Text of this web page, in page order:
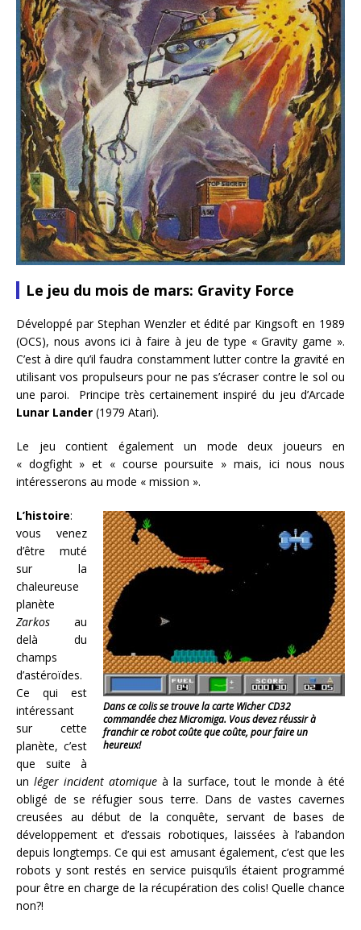
Le jeu du mois de mars: Gravity Force
Développé par Stephan Wenzler et édité par Kingsoft en 1989
(OCS), nous avons ici à faire à jeu de type « Gravity game ».
C’est à dire qu’il faudra constamment lutter contre la gravité en
utilisant vos propulseurs pour ne pas s’écraser contre le sol ou
une paroi. Principe très certainement inspiré du jeu d’Arcade
Lunar Lander (1979 Atari).
Le jeu contient également un mode deux joueurs en
« dogfight » et « course poursuite » mais, ici nous nous
intéresserons au mode « mission ».
Dans ce colis se trouve la carte Wicher CD32
commandée chez Micromiga. Vous devez réussir à
franchir ce robot coûte que coûte, pour faire un
heureux!
L’histoire:
vous venez
d’être muté
sur la
chaleureuse
planète
Zarkos au
delà du
champs
d’astéroïdes.
Ce qui est
intéressant
sur cette
planète, c’est
que suite à
unléger incident atomique à la surface, tout le monde à été
obligé de se réfugier sous terre. Dans de vastes cavernes
creusées au début de la conquête, servant de bases de
développement et d’essais robotiques, laissées à l’abandon
depuis longtemps. Ce qui est amusant également, c’est que les
robots y sont restés en service puisqu’ils étaient programmé
pour être en charge de la récupération des colis! Quelle chance
non?!